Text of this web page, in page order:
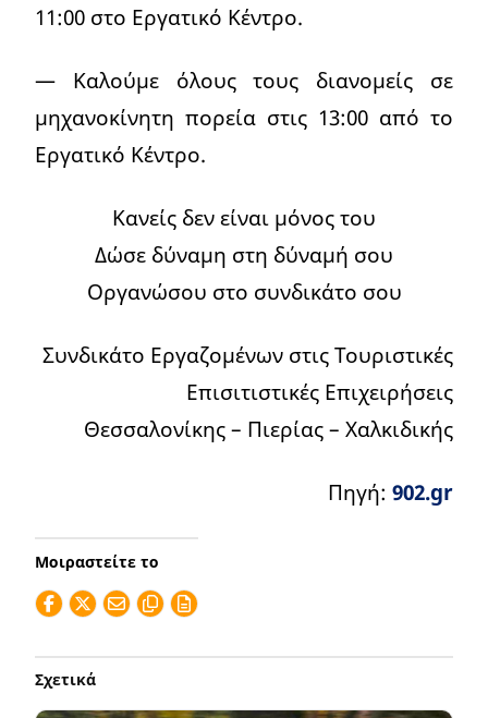
11:00 στο Εργατικό Κέντρο.
— Καλούμε όλους τους διανομείς σε
μηχανοκίνητη πορεία στις 13:00 από το
Εργατικό Κέντρο.
Κανείς δεν είναι μόνος του
Δώσε δύναμη στη δύναμή σου
Οργανώσου στο συνδικάτο σου
Συνδικάτο Εργαζομένων στις Τουριστικές
Επισιτιστικές Επιχειρήσεις
Θεσσαλονίκης – Πιερίας – Χαλκιδικής
Πηγή: 902.gr
Μοιραστείτε το
Σχετικά